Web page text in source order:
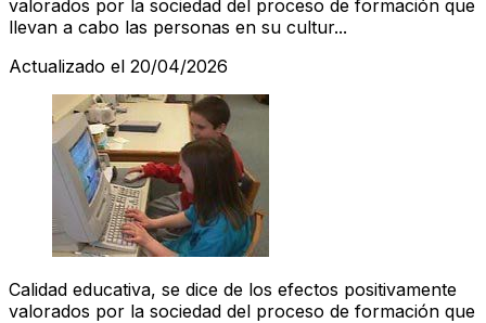
valorados por la sociedad del proceso de formación que
llevan a cabo las personas en su cultur...
Actualizado el 20/04/2026
Calidad educativa, se dice de los efectos positivamente
valorados por la sociedad del proceso de formación que